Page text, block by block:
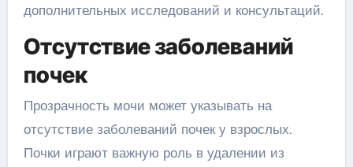
дополнительных исследований и консультаций.
Отсутствие заболеваний
почек
Прозрачность мочи может указывать на
отсутствие заболеваний почек у взрослых.
Почки играют важную роль в удалении из